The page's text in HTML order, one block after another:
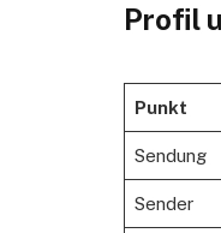
Profil
Punkt
Sendung
Sender